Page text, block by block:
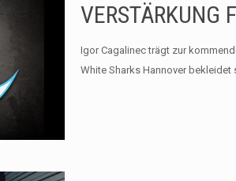
VERSTÄRKUNG
Igor Cagalinec trägt zur
White Sharks Hannover